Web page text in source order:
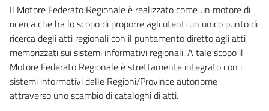
Il Motore Federato Regionale è realizzato come un motore di
ricerca che ha lo scopo di proporre agli utenti un unico punto di
ricerca degli atti regionali con il puntamento diretto agli atti
memorizzati sui sistemi informativi regionali. A tale scopo il
Motore Federato Regionale è strettamente integrato con i
sistemi informativi delle Regioni/Province autonome
attraverso uno scambio di cataloghi di atti.